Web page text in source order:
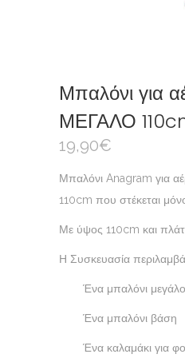
Μπαλόνι για
ΜΕΓΑΛΟ
19,90€
Μπαλόνι Anagram για
110cm που στέκεται
Με ύψος 110cm και
Η Συσκευασία
Ένα μπαλόνι μεγάλο
Ένα μπαλόνι βάση
Ένα καλαμάκι για